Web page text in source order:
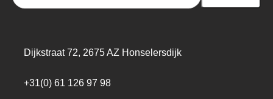
Dijkstraat 72, 2675 AZ Honselersdijk
+31(0) 61 126 97 98